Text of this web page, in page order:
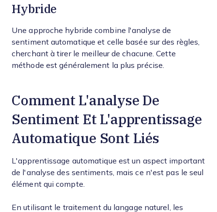
Hybride
Une approche hybride combine l'analyse de
sentiment automatique et celle basée sur des règles,
cherchant à tirer le meilleur de chacune. Cette
méthode est généralement la plus précise.
Comment L'analyse De
Sentiment Et L'apprentissage
Automatique Sont Liés
L'apprentissage automatique est un aspect important
de l'analyse des sentiments, mais ce n'est pas le seul
élément qui compte.
En utilisant le traitement du langage naturel, les